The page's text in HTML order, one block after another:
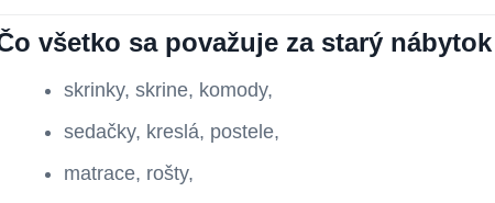
všetko sa považuje za starý nábytok
skrinky, skrine, komody,
sedačky, kreslá, postele,
matrace, rošty,